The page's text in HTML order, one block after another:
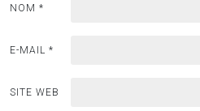
NOM *
E-MAIL *
SITE WEB